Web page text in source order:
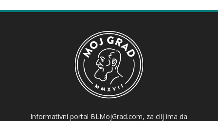
Informativni portal BLMojGrad.com, za cilj ima da